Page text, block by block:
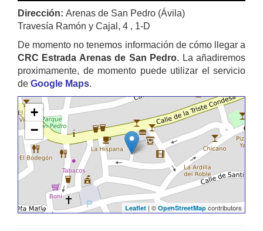
Dirección: Arenas de San Pedro (Ávila)
Travesía Ramón y Cajal, 4 , 1-D
De momento no tenemos información de cómo llegar a
CRC Estrada Arenas de San Pedro. La añadiremos
proximamente, de momento puede utilizar el servicio
de Google Maps.
+
−
Leaflet | © OpenStreetMap contributors